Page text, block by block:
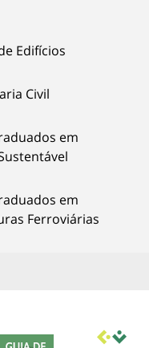
Edifícios
Civil
em
em
Ferroviárias